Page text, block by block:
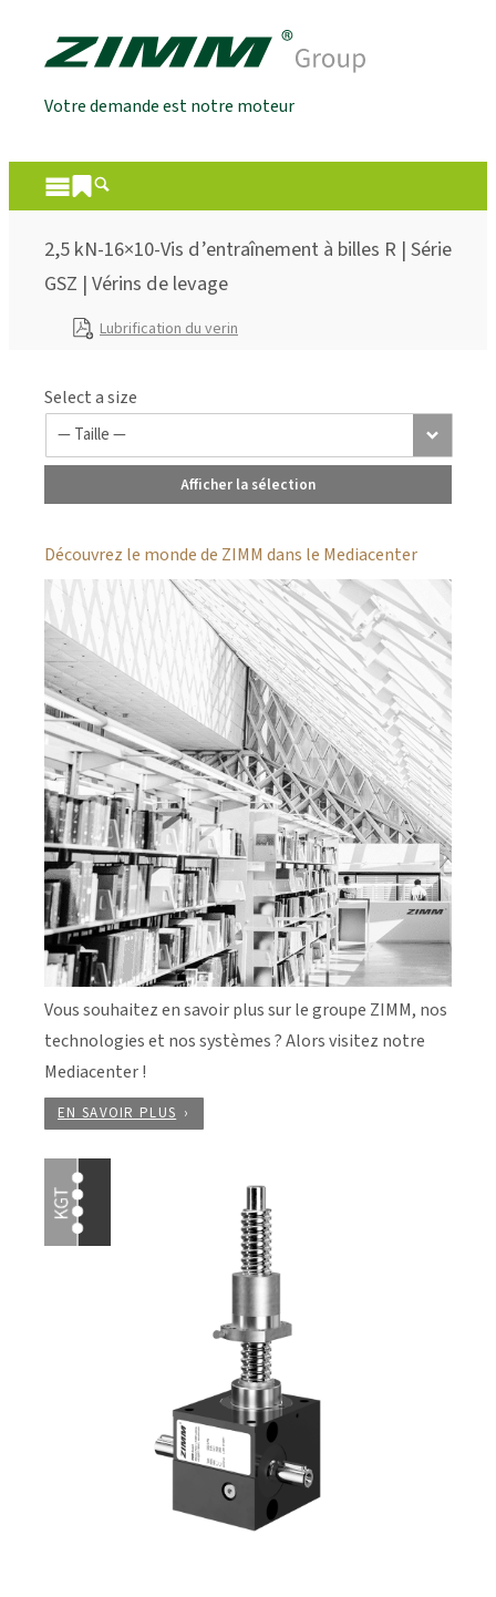
Votre demande est notre moteur
2,5 kN-16×10-Vis d’entraînement à billes R | Série
GSZ | Vérins de levage
Lubrification du verin
Select a size
Afficher la sélection
Découvrez le monde de ZIMM dans le Mediacenter
Vous souhaitez en savoir plus sur le groupe ZIMM, nos
technologies et nos systèmes ? Alors visitez notre
Mediacenter !
EN SAVOIR PLUS